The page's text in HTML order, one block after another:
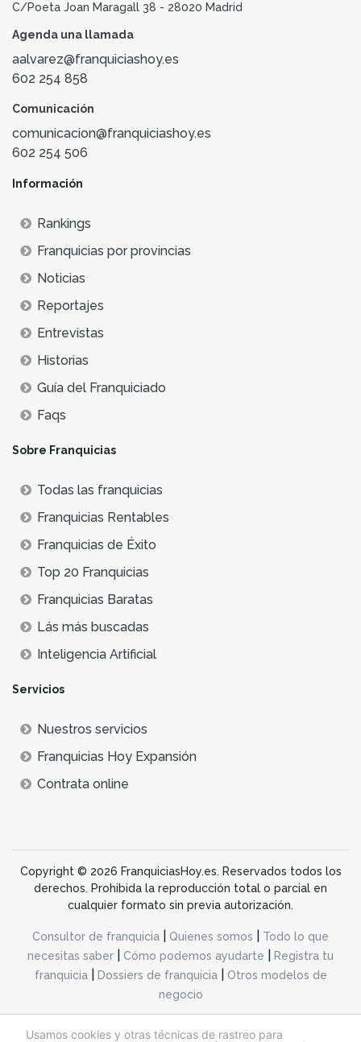
Usamos cookies y otras técnicas de rastreo para
C/Poeta Joan Maragall 38 - 28020 Madrid
Agenda una llamada
aalvarez@franquiciashoy.es
602 254 858
Comunicación
comunicacion@franquiciashoy.es
602 254 506
Información
Rankings
Franquicias por provincias
Noticias
Reportajes
Entrevistas
Historias
Guía del Franquiciado
Faqs
Sobre Franquicias
Todas las franquicias
Franquicias Rentables
Franquicias de Éxito
Top 20 Franquicias
Franquicias Baratas
Lás más buscadas
Inteligencia Artificial
Servicios
Nuestros servicios
Franquicias Hoy Expansión
Contrata online
Copyright © 2026 FranquiciasHoy.es. Reservados todos los
derechos. Prohibida la reproducción total o parcial en
cualquier formato sin previa autorización.
Consultor de franquicia Quienes somos
Todo lo que
necesitas saber
Cómo podemos ayudarte
Registra tu
franquicia| Dossiers de franquicia|
Otros modelos de
negocio